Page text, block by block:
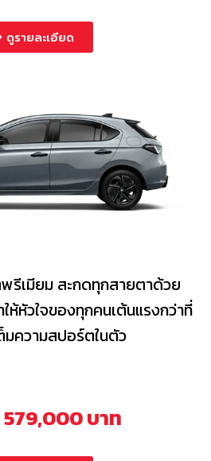
ดูรายละเอียด
รีเมียม สะกดทุกสายตาด้วย
ห้หัวใจของทุกคนเต้นแรงกว่าที่
มความสปอร์ตในตัว
579,000 บาท